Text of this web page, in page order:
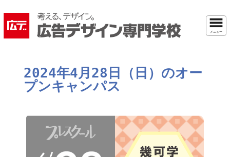
メニュー
2024年4月28日（日）のオー
プンキャンパス